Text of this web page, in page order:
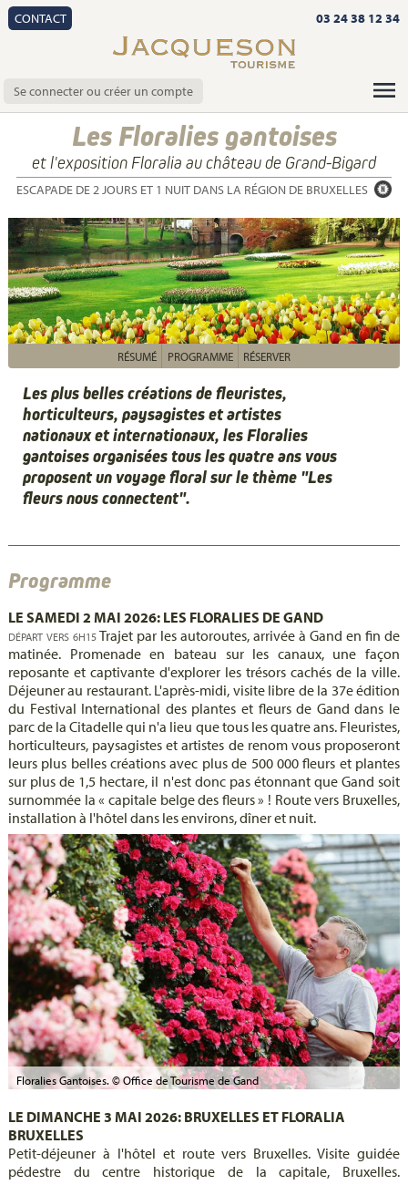
CONTACT 03 24 38 12 34
Se connecter ou créer un compte
Les Floralies gantoises
et l'exposition Floralia au château de Grand-Bigard
ESCAPADE DE 2 JOURS ET 1 NUIT DANS LA RÉGION DE BRUXELLES
RÉSUMÉ PROGRAMME RÉSERVER
Les plus belles créations de fleuristes,
horticulteurs, paysagistes et artistes
nationaux et internationaux, les Floralies
gantoises organisées tous les quatre ans vous
proposent un voyage floral sur le thème "Les
fleurs nous connectent".
Programme
LE SAMEDI 2 MAI 2026: LES FLORALIES DE GAND
DÉPART VERS 6H15Trajet par les autoroutes, arrivée à Gand en fin de
matinée. Promenade en bateau sur les canaux, une façon
reposante et captivante d'explorer les trésors cachés de la ville.
Déjeuner au restaurant. L'après-midi, visite libre de la 37e édition
du Festival International des plantes et fleurs de Gand dans le
parc de la Citadelle qui n'a lieu que tous les quatre ans. Fleuristes,
horticulteurs, paysagistes et artistes de renom vous proposeront
leurs plus belles créations avec plus de 500 000 fleurs et plantes
sur plus de 1,5 hectare, il n'est donc pas étonnant que Gand soit
surnommée la « capitale belge des fleurs » ! Route vers Bruxelles,
installation à l'hôtel dans les environs, dîner et nuit.
Floralies Gantoises. © Office de Tourisme de Gand
LE DIMANCHE 3 MAI 2026: BRUXELLES ET FLORALIA
BRUXELLES
Petit-déjeuner à l'hôtel et route vers Bruxelles. Visite guidée
pédestre du centre historique de la capitale, Bruxelles.